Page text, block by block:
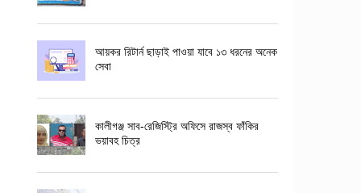
আয়কর রিটার্ন ছাড়াই পাওয়া যাবে ১৩ ধরনের অনেক
সেবা
কালীগঞ্জ সাব-রেজিস্ট্রি অফিসে রাজস্ব ফাঁকির
ভয়াবহ চিত্র